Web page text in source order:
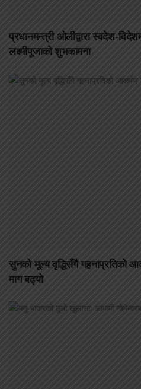
प्रधानमन्त्री ओलीद्वारा स्वदेश-
लक्ष्मीपूजाको शुभकामना
सुनको मूल्य वृद्धिसँगै गहनाप्रतिको
माग बढ्यो